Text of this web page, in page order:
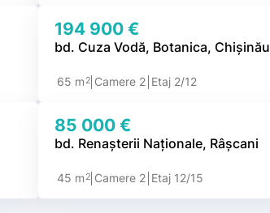
194 900 €
bd. Cuza Vodă, Botanica, Chișinău
65 m 2 Camere 2 Etaj 2/12
85 000 €
bd. Renașterii Naționale, Râșcani
45 m 2 Camere 2 Etaj 12/15